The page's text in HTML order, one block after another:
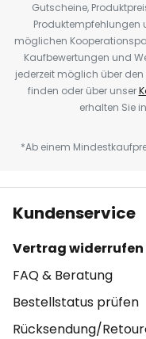
Gutscheine,
Produktempfehlungen
möglichen
Kaufbewertungen und
jederzeit möglich über den
finden oder über unser
erhalten Sie
*Ab einem
Kundenservice
Vertrag widerrufen
FAQ & Beratung
Bestellstatus prüfen
Rücksendung/